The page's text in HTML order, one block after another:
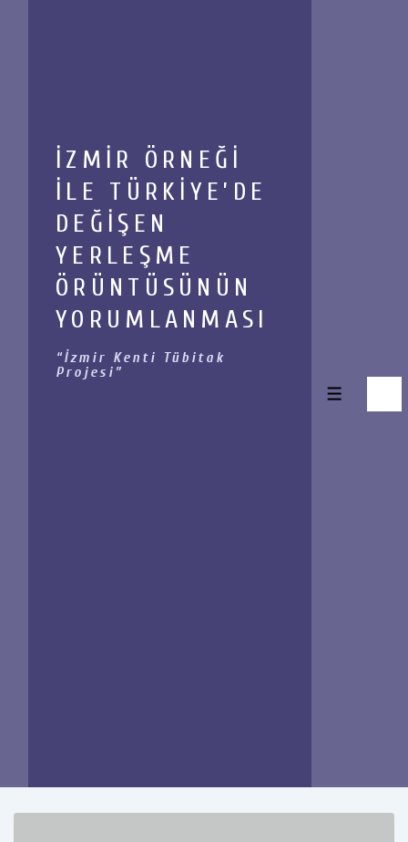
İZMİR ÖRNEĞİ
İLE TÜRKİYE’DE
DEĞİŞEN
YERLEŞME
ÖRÜNTÜSÜNÜN
YORUMLANMASI
İzmir Kenti Tübitak
Projesi
Menü